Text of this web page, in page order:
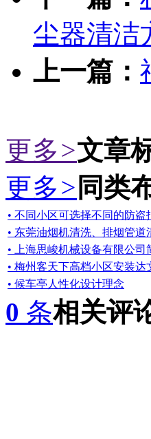
尘器清洁
上一篇：
更多>文章
更多> 同类
• 不同小区可选择不同的防盗
• 东莞油烟机清洗、排烟管道
• 上海思峻机械设备有限公司
• 梅州客天下高档小区安装
• 候车亭人性化设计理念
0 条相关评